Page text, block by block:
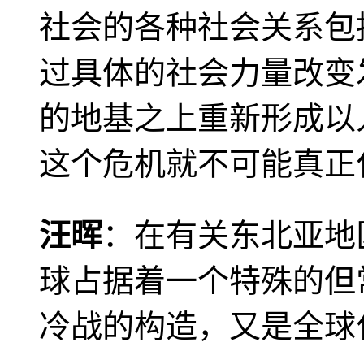
社会的各种社会关系
过具体的社会力量改
的地基之上重新形成
这个危机就不可能真
汪晖：在有关东北亚
球占据着一个特殊的
冷战的构造，又是全